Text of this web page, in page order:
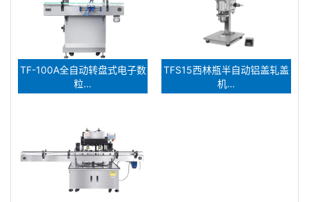
TF-100A全自动转盘式电子数
粒…
TFS15西林瓶半自动铝盖轧盖
机…